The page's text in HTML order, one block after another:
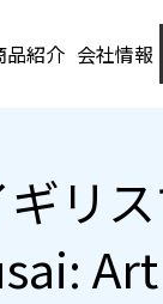
品紹介 会社情報
リ